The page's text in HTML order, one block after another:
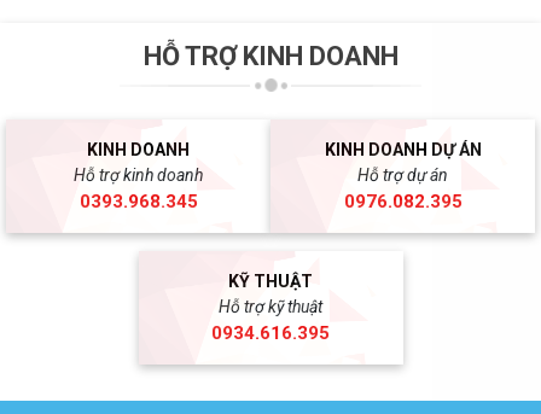
HỖ TRỢ KINH DOANH
KINH DOANH
Hỗ trợ kinh doanh
0393.968.345
KINH DOANH DỰ ÁN
Hỗ trợ dự án
0976.082.395
KỸ THUẬT
Hỗ trợ kỹ thuật
0934.616.395